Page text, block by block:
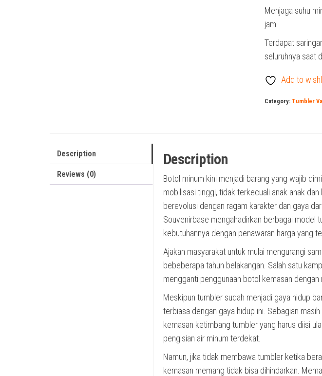
Menjaga suhu
jam
Terdapat
seluruhnya saat
Add to
Category: Tumbler
Description
Reviews (0)
Description
Botol minum kini menjadi barang yang wajib
mobilisasi tinggi, tidak terkecuali anak anak
berevolusi dengan ragam karakter dan gaya
Souvenirbase mengahadirkan berbagai model
kebutuhannya dengan penawaran harga yang
Ajakan masyarakat untuk mulai mengurangi
bebeberapa tahun belakangan. Salah satu
mengganti penggunaan botol kemasan dengan
Meskipun tumbler sudah menjadi gaya hidup
terbiasa dengan gaya hidup ini. Sebagian
kemasan ketimbang tumbler yang harus diisi
pengisian air minum terdekat.
Namun, jika tidak membawa tumbler ketika
kemasan memang tidak bisa dihindarkan.